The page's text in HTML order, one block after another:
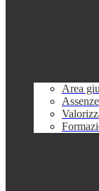
Area